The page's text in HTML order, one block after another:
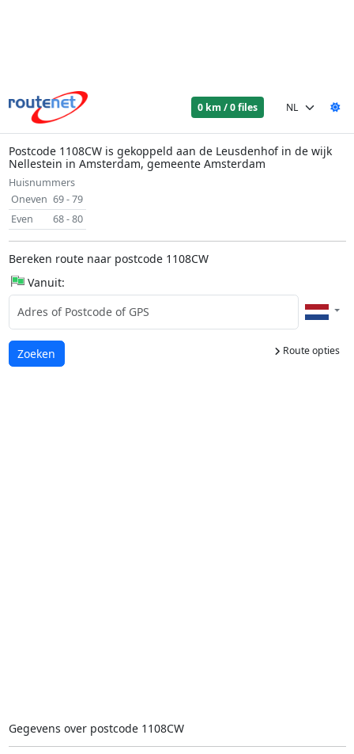
0 km / 0 files
Postcode 1108CW is gekoppeld aan de Leusdenhof in de wijk
Nellestein in Amsterdam, gemeente Amsterdam
Huisnummers
Oneven 69 - 79
Even
68 - 80
Bereken route naar postcode 1108CW
Vanuit:
Route opties
Laden...
Zoeken
Gegevens over postcode 1108CW